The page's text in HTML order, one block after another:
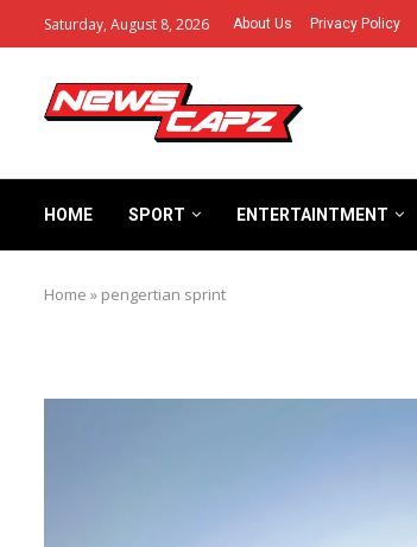
Saturday, August 8, 2026 About Us Privacy Policy
HOME SPORT ENTERTAINTMENT
Home » pengertian sprint